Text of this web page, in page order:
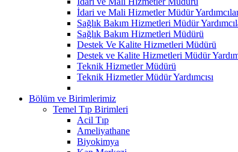
İdari ve Mali Hizmetler Müdür
Sağlık Bakım Hizmetleri Müdür
Sağlık Bakım Hizmetleri Müdürü
Destek Ve Kalite Hizmetleri Müdürü
Destek ve Kalite Hizmetleri Müdür
Teknik Hizmetler Müdürü
Teknik Hizmetler Müdür Yardımcısı
Bölüm ve Birimlerimiz
Temel Tıp Birimleri
Acil Tıp
Ameliyathane
Biyokimya